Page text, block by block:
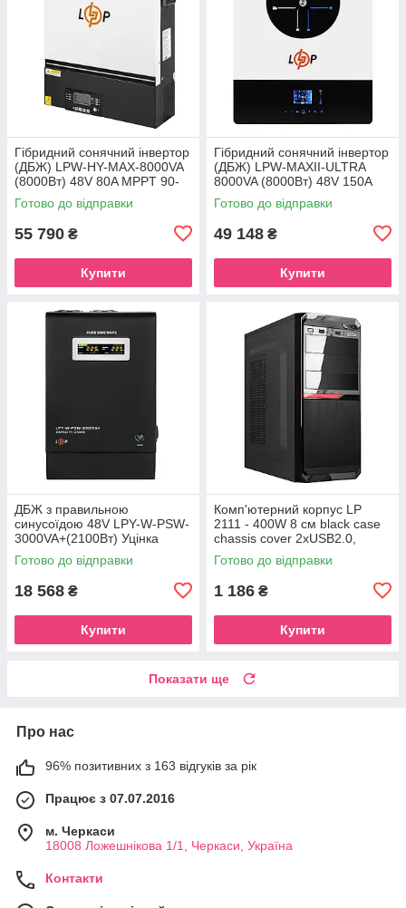
Гібридний сонячний інвертор
(ДБЖ) LPW-HY-MAX-8000VA
(8000Вт) 48V 80A MPPT 90-
450V Уцінка
Готово до відправки
55 790 ₴
Купити
Гібридний сонячний інвертор
(ДБЖ) LPW-MAXII-ULTRA
8000VA (8000Вт) 48V 150A
MPPT 90-450V ON-OFF GRID
Уцінка
Готово до відправки
49 148 ₴
Купити
ДБЖ з правильною
синусоїдою 48V LPY-W-PSW-
3000VA+(2100Вт) Уцінка
Готово до відправки
18 568 ₴
Купити
Комп'ютерний корпус LP
2111 - 400W 8 см black case
chassis cover 2xUSB2.0,
1xUSB3.0 Уцінка
Готово до відправки
1 186 ₴
Купити
Показати ще
Про нас
96% позитивних з 163 відгуків за рік
Працює з 07.07.2016
м. Черкаси
18008 Ложешнікова 1/1, Черкаси, Україна
Контакти